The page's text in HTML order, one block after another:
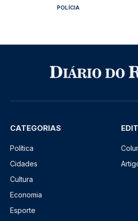
POLÍCIA
CATEGORIAS
Política
Cidades
Cultura
Economia
Esporte